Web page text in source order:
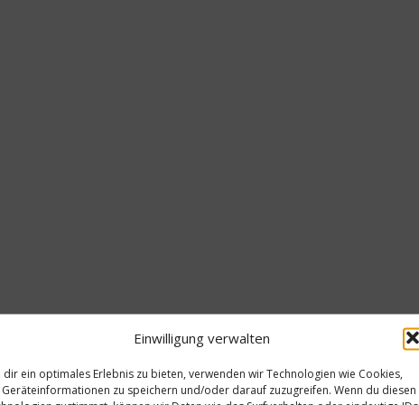
Einwilligung verwalten
dir ein optimales Erlebnis zu bieten, verwenden wir Technologien wie Cookies,
Geräteinformationen zu speichern und/oder darauf zuzugreifen. Wenn du diesen